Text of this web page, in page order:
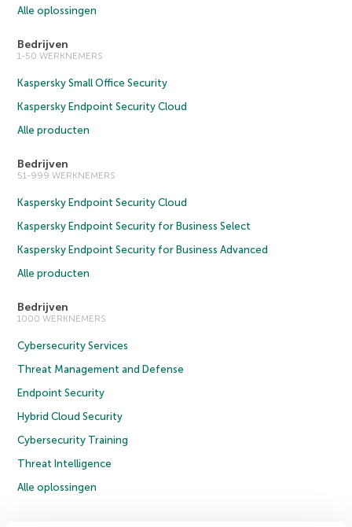
Alle oplossingen
Bedrijven
1-50 WERKNEMERS
Kaspersky Small Office Security
Kaspersky Endpoint Security Cloud
Alle producten
Bedrijven
51-999 WERKNEMERS
Kaspersky Endpoint Security Cloud
Kaspersky Endpoint Security for Business Select
Kaspersky Endpoint Security for Business Advanced
Alle producten
Bedrijven
1000 WERKNEMERS
Cybersecurity Services
Threat Management and Defense
Endpoint Security
Hybrid Cloud Security
Cybersecurity Training
Threat Intelligence
Alle oplossingen